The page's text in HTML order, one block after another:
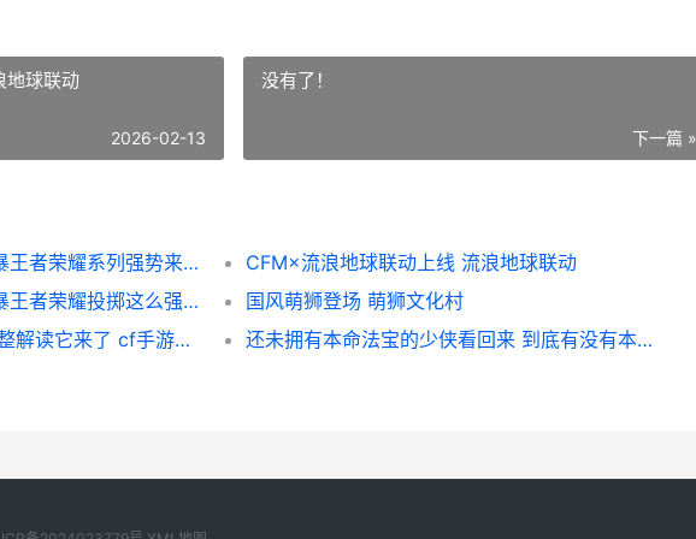
地球联动
2026-02-13
没有了！
下一篇 »
穿越火线枪战王者荣耀雷暴王者荣耀系列强势来袭 穿越火线枪战王者破解版无限钻石
CFM×流浪地球联动上线 流浪地球联动
穿越火线枪战王者荣耀雷暴王者荣耀投掷这么强 穿越火线枪战王者
国风萌狮登场 萌狮文化村
CF手游终极生化平衡性调整解读它来了 cf手游终极生化用什么枪
还未拥有本命法宝的少侠看回来 到底有没有本命佛